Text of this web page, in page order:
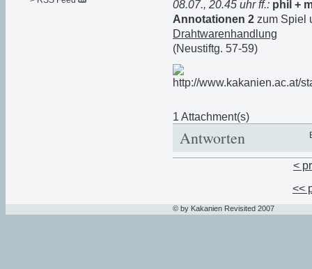
08.07., 20.45 uhr ff.: phil +
Annotationen 2 zum Spiel
Drahtwarenhandlung
(Neustiftg. 57-59)
1 Attachment(s)
Antworten
<
<<
© by Kakanien Revisited 2007